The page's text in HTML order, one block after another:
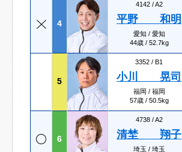
4
4142 /A2
平野 和明
愛知 / 愛知
44歳 / 52.7kg
5
3352 / B1
小川 晃司
福岡 / 福岡
57歳 / 50.5kg
6
4738 /A2
清埜 翔子
埼玉 / 埼玉